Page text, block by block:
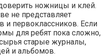
ножницы и клей.
не представляет
и первоклассников. Если
для ребят пока сложно,
старые журналы,
и альбомов.